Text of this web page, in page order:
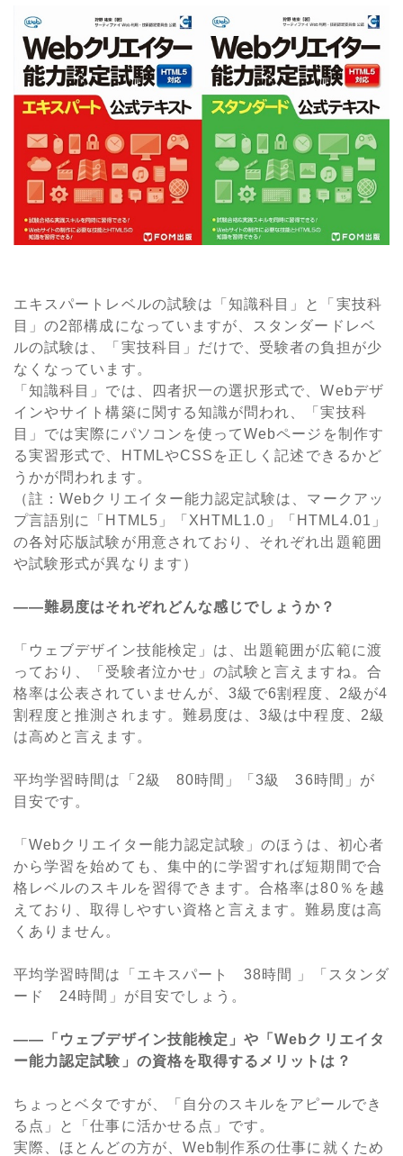
エキスパートレベルの試験は「知識科目」と「実技科
目」の2部構成になっていますが、スタンダードレベ
ルの試験は、「実技科目」だけで、受験者の負担が少
なくなっています。
「知識科目」では、四者択一の選択形式で、Webデザ
インやサイト構築に関する知識が問われ、「実技科
目」では実際にパソコンを使ってWebページを制作す
る実習形式で、HTMLやCSSを正しく記述できるかど
うかが問われます。
（註：Webクリエイター能力認定試験は、マークアッ
プ言語別に「HTML5」「XHTML1.0」「HTML4.01」
の各対応版試験が用意されており、それぞれ出題範囲
や試験形式が異なります）
――難易度はそれぞれどんな感じでしょうか？
「ウェブデザイン技能検定」は、出題範囲が広範に渡
っており、「受験者泣かせ」の試験と言えますね。合
格率は公表されていませんが、3級で6割程度、2級が4
割程度と推測されます。難易度は、3級は中程度、2級
は高めと言えます。
平均学習時間は「2級 80時間」「3級 36時間」が
目安です。
「Webクリエイター能力認定試験」のほうは、初心者
から学習を始めても、集中的に学習すれば短期間で合
格レベルのスキルを習得できます。合格率は80％を越
えており、取得しやすい資格と言えます。難易度は高
くありません。
平均学習時間は「エキスパート 38時間 」「スタンダ
ード 24時間」が目安でしょう。
――「ウェブデザイン技能検定」や「Webクリエイタ
ー能力認定試験」の資格を取得するメリットは？
ちょっとベタですが、「自分のスキルをアピールでき
る点」と「仕事に活かせる点」です。
実際、ほとんどの方が、Web制作系の仕事に就くため